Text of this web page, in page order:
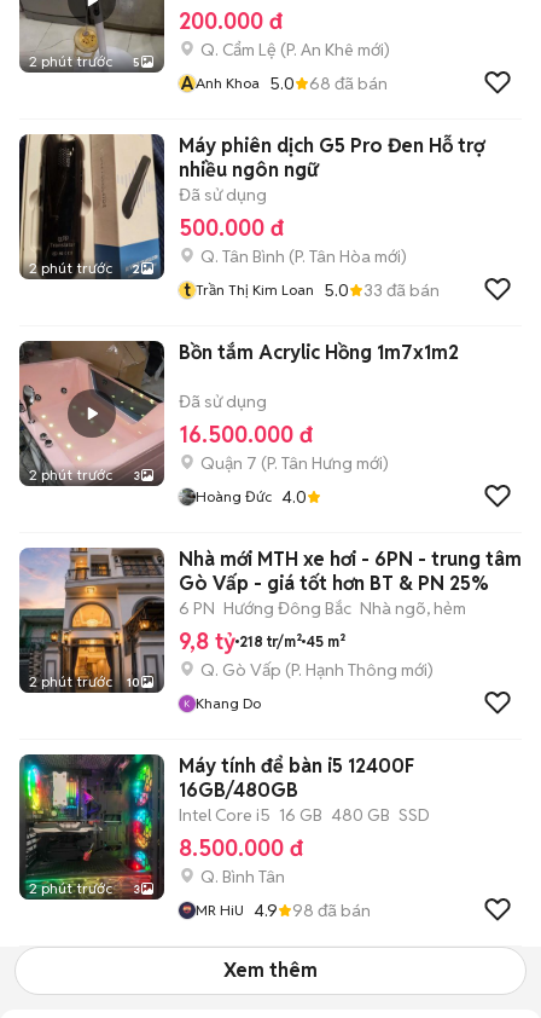
2 phút trước 5
200.000 đ
Q. Cẩm Lệ (P. An Khê mới)
AAnh Khoa 5.0 68 đã bán
2 phút trước 2
Máy phiên dịch G5 Pro Đen Hỗ trợ
nhiều ngôn ngữ
Đã sử dụng
500.000 đ
Q. Tân Bình (P. Tân Hòa mới)
t Trần Thị Kim Loan 5.0 33 đã bán
2 phút trước 3
Bồn tắm Acrylic Hồng 1m7x1m2
Đã sử dụng
16.500.000 đ
Quận 7 (P. Tân Hưng mới)
Hoàng Đức 4.0
2 phút trước 10
Nhà mới MTH xe hơi - 6PN - trung tâm
Gò Vấp - giá tốt hơn BT & PN 25%
6 PN Hướng Đông Bắc Nhà ngõ, hẻm
9,8 tỷ 218 tr/m² 45 m²
Q. Gò Vấp (P. Hạnh Thông mới)
Khang Do
2 phút trước 3
Máy tính để bàn i5 12400F
16GB/480GB
Intel Core i5 16 GB 480 GB SSD
8.500.000 đ
Q. Bình Tân
MR HiU 4.9 98 đã bán
Xem thêm